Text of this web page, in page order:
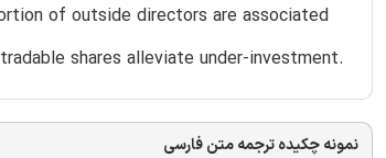
of outside directors are associated
shares alleviate under-investment.
نمونه چکیده ترجمه متن فارسی